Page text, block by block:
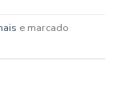
e marcado